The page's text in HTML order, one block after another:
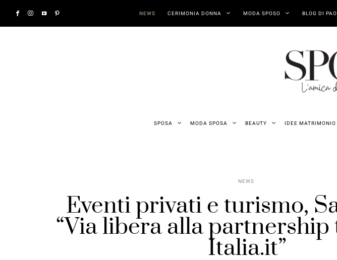
NEWS CERIMONIA DONNA MODA SPOSO BLOG DI
SPOSA MODA SPOSA BEAUTY IDEE MATRIMONIO
NEWS
Eventi privati e turismo,
“Via libera alla
Italia.it”